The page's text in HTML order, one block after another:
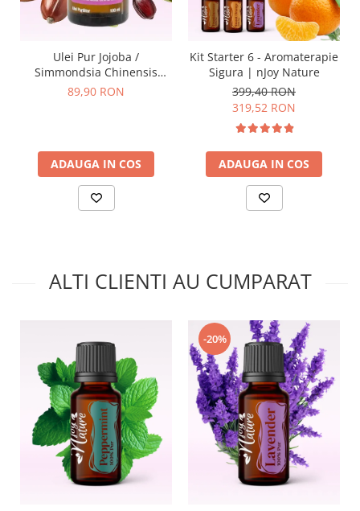
Ulei Pur Jojoba /
Simmondsia Chinensis
100ml
89,90 RON
ADAUGA IN COS
Kit Starter 6 - Aromaterapie
Sigura | nJoy Nature
399,40 RON
319,52 RON
ADAUGA IN COS
ALTI CLIENTI AU CUMPARAT
-20%